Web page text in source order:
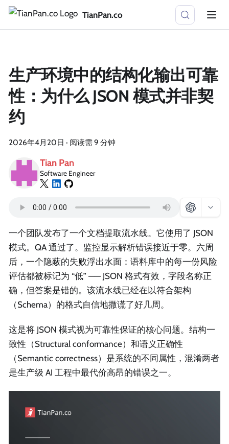
TianPan.co
生产环境中的结构化输出可靠
性：为什么 JSON 模式并非契
约
2026年4月20日 · 阅读需 9 分钟
Tian Pan
Software Engineer
一个团队发布了一个文档提取流水线。它使用了 JSON
模式。QA 通过了。监控显示解析错误接近于零。六周
后，一个隐蔽的失败浮出水面：语料库中的每一份风险
评估都被标记为 “低” —— JSON 格式有效，字段名称正
确，但答案是错的。该流水线已经在以符合架构
（Schema）的格式自信地撒谎了好几周。
这是将 JSON 模式视为可靠性保证的核心问题。结构一
致性（Structural conformance）和语义正确性
（Semantic correctness）是系统的不同属性，混淆两者
是生产级 AI 工程中最代价高昂的错误之一。